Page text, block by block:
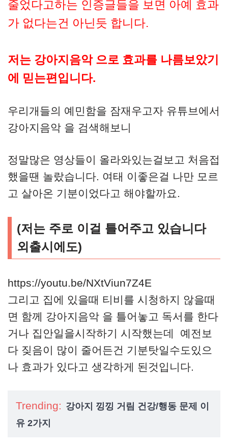
줄었다고하는 인증글들을 보면 아예 효과
가 없다는건 아닌듯 합니다.
저는 강아지음악 으로 효과를 나름보았기
에 믿는편입니다.
우리개들의 예민함을 잠재우고자 유튜브에서
강아지음악 을 검색해보니
정말많은 영상들이 올라와있는걸보고 처음접
했을땐 놀랐습니다. 여태 이좋은걸 나만 모르
고 살아온 기분이었다고 해야할까요.
(저는 주로 이걸 틀어주고 있습니다
외출시에도)
https://youtu.be/NXtViun7Z4E
그리고 집에 있을때 티비를 시청하지 않을때
면 함께 강아지음악 을 틀어놓고 독서를 한다
거나 집안일을시작하기 시작했는데 예전보
다 짖음이 많이 줄어든건 기분탓일수도있으
나 효과가 있다고 생각하게 된것입니다.
Trending: 강아지 낑낑 거림 건강/행동 문제 이
유 2가지